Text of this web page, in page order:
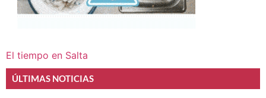
El tiempo en Salta
ÚLTIMAS NOTICIAS